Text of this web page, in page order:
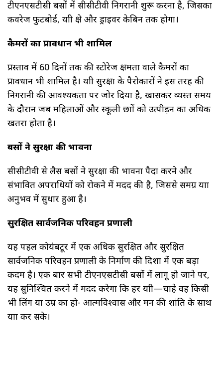
टीएनएसटीसी बसों में सीसीटीवी निगरानी शुरू करना है, जिसका
कवरेज फुटबोर्ड, यात्री क्षेत्र और ड्राइवर केबिन तक होगा।
कैमरों का प्रावधान भी शामिल
प्रस्ताव में 60 दिनों तक की स्टोरेज क्षमता वाले कैमरों का
प्रावधान भी शामिल है। यात्री सुरक्षा के पैरोकारों ने इस तरह की
निगरानी की आवश्यकता पर जोर दिया है, खासकर व्यस्त समय
के दौरान जब महिलाओं और स्कूली छात्रों को उत्पीड़न का अधिक
खतरा होता है।
बसों ने सुरक्षा की भावना
सीसीटीवी से लैस बसों ने सुरक्षा की भावना पैदा करने और
संभावित अपराधियों को रोकने में मदद की है, जिससे समग्र यात्रा
अनुभव में सुधार हुआ है।
सुरक्षित सार्वजनिक परिवहन प्रणाली
यह पहल कोयंबटूर में एक अधिक सुरक्षित और सुरक्षित
सार्वजनिक परिवहन प्रणाली के निर्माण की दिशा में एक बड़ा
कदम है। एक बार सभी टीएनएसटीसी बसों में लागू हो जाने पर,
यह सुनिश्चित करने में मदद करेगा कि हर यात्री—चाहे वह किसी
भी लिंग या उम्र का हो- आत्मविश्वास और मन की शांति के साथ
यात्रा कर सके।